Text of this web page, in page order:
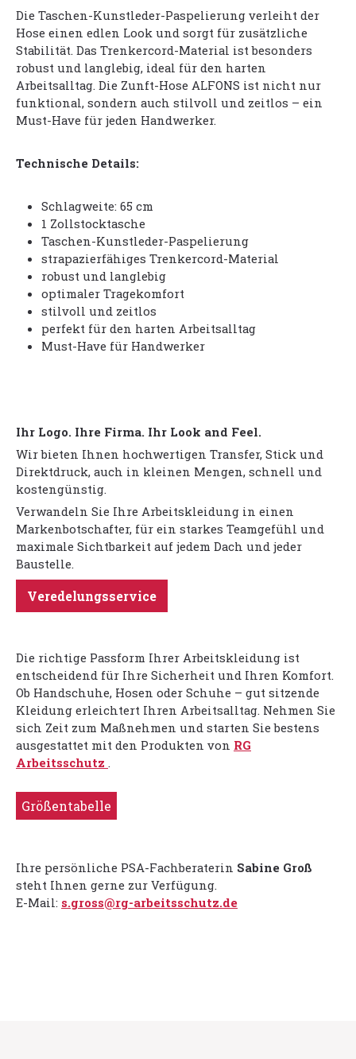
Die Taschen-Kunstleder-Paspelierung verleiht der
Hose einen edlen Look und sorgt für zusätzliche
Stabilität. Das Trenkercord-Material ist besonders
robust und langlebig, ideal für den harten
Arbeitsalltag. Die Zunft-Hose ALFONS ist nicht nur
funktional, sondern auch stilvoll und zeitlos – ein
Must-Have für jeden Handwerker.
Technische Details:
Schlagweite: 65 cm
1 Zollstocktasche
Taschen-Kunstleder-Paspelierung
strapazierfähiges Trenkercord-Material
robust und langlebig
optimaler Tragekomfort
stilvoll und zeitlos
perfekt für den harten Arbeitsalltag
Must-Have für Handwerker
Ihr Logo. Ihre Firma. Ihr Look and Feel.
Wir bieten Ihnen hochwertigen Transfer, Stick und
Direktdruck, auch in kleinen Mengen, schnell und
kostengünstig.
Verwandeln Sie Ihre Arbeitskleidung in einen
Markenbotschafter, für ein starkes Teamgefühl und
maximale Sichtbarkeit auf jedem Dach und jeder
Baustelle.
Veredelungsservice
Die richtige Passform Ihrer Arbeitskleidung ist
entscheidend für Ihre Sicherheit und Ihren Komfort.
Ob Handschuhe, Hosen oder Schuhe – gut sitzende
Kleidung erleichtert Ihren Arbeitsalltag. Nehmen Sie
sich Zeit zum Maßnehmen und starten Sie bestens
ausgestattet mit den Produkten von RG
Arbeitsschutz .
Größentabelle
Ihre persönliche PSA-Fachberaterin Sabine Groß
steht Ihnen gerne zur Verfügung.
E-Mail: s.gross@rg-arbeitsschutz.de